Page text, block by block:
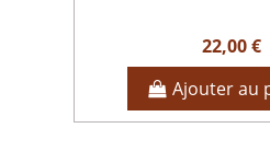
22,00 €
Ajouter au